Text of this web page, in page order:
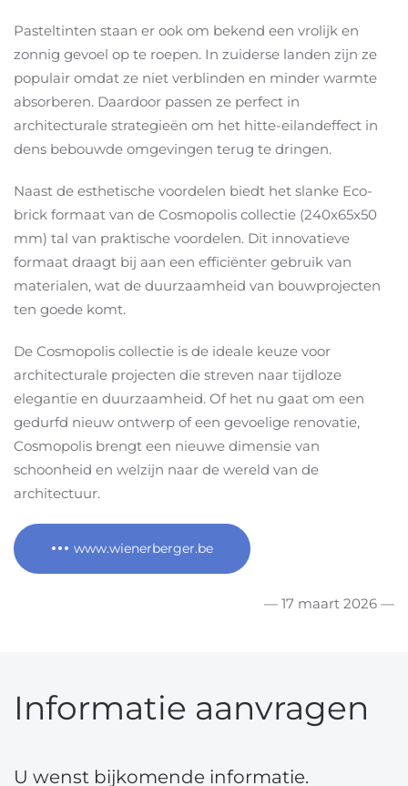
Pasteltinten staan er ook om bekend een vrolijk en
zonnig gevoel op te roepen. In zuiderse landen zijn ze
populair omdat ze niet verblinden en minder warmte
absorberen. Daardoor passen ze perfect in
architecturale strategieën om het hitte-eilandeffect in
dens bebouwde omgevingen terug te dringen.
Naast de esthetische voordelen biedt het slanke Eco-
brick formaat van de Cosmopolis collectie (240x65x50
mm) tal van praktische voordelen. Dit innovatieve
formaat draagt bij aan een efficiënter gebruik van
materialen, wat de duurzaamheid van bouwprojecten
ten goede komt.
De Cosmopolis collectie is de ideale keuze voor
architecturale projecten die streven naar tijdloze
elegantie en duurzaamheid. Of het nu gaat om een
gedurfd nieuw ontwerp of een gevoelige renovatie,
Cosmopolis brengt een nieuwe dimensie van
schoonheid en welzijn naar de wereld van de
architectuur.
www.wienerberger.be
— 17 maart 2026 —
Informatie aanvragen
U wenst bijkomende informatie.